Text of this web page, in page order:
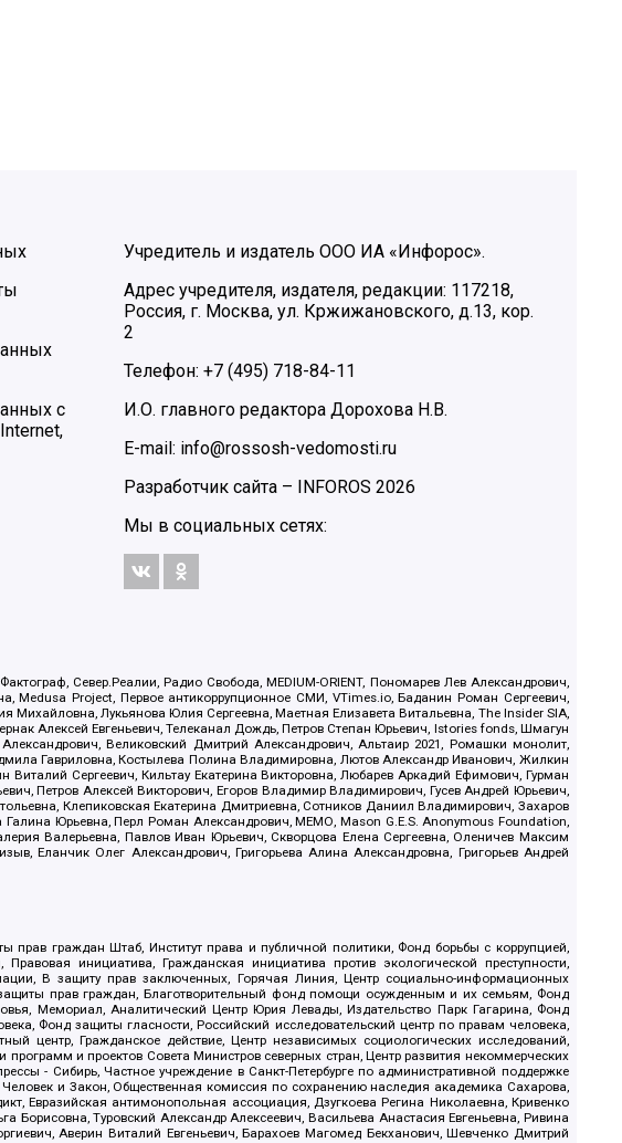
с
Учредитель и издатель ООО ИА «Инфорос».
Адрес учредителя, издателя, редакции: 117218,
Россия, г. Москва, ул. Кржижановского, д.13, кор.
2
Телефон: +7 (495) 718-84-11
И.О. главного редактора Дорохова Н.В.
E-mail: info@rossosh-vedomosti.ru
Разработчик сайта –
INFOROS 2026
Мы в социальных сетях:
Север.Реалии, Радио Свобода, MEDIUM-ORIENT, Пономарев Лев Александрович,
Project, Первое антикоррупционное СМИ, VTimes.io, Баданин Роман Сергеевич,
Лукьянова Юлия Сергеевна, Маетная Елизавета Витальевна, The Insider SIA,
Алексей Евгеньевич, Телеканал Дождь, Петров Степан Юрьевич, Istories fonds, Шмагун
Великовский Дмитрий Александрович, Альтаир 2021, Ромашки монолит,
Гавриловна, Костылева Полина Владимировна, Лютов Александр Иванович, Жилкин
Сергеевич, Кильтау Екатерина Викторовна, Любарев Аркадий Ефимович, Гурман
Петров Алексей Викторович, Егоров Владимир Владимирович, Гусев Андрей Юрьевич,
Клепиковская Екатерина Дмитриевна, Сотников Даниил Владимирович, Захаров
Юрьевна, Перл Роман Александрович, МЕМО, Mason G.E.S. Anonymous Foundation,
Валерьевна, Павлов Иван Юрьевич, Скворцова Елена Сергеевна, Оленичев Максим
Еланчик Олег Александрович, Григорьева Алина Александровна, Григорьев Андрей
граждан Штаб, Институт права и публичной политики, Фонд борьбы с коррупцией,
инициатива, Гражданская инициатива против экологической преступности,
В защиту прав заключенных, Горячая Линия, Центр социально-информационных
прав граждан, Благотворительный фонд помощи осужденным и их семьям, Фонд
Мемориал, Аналитический Центр Юрия Левады, Издательство Парк Гагарина, Фонд
Фонд защиты гласности, Российский исследовательский центр по правам человека,
центр, Гражданское действие, Центр независимых социологических исследований,
и проектов Совета Министров северных стран, Центр развития некоммерческих
- Сибирь, Частное учреждение в Санкт-Петербурге по административной поддержке
и Закон, Общественная комиссия по сохранению наследия академика Сахарова,
Евразийская антимонопольная ассоциация, Дзугкоева Регина Николаевна, Кривенко
Туровский Александр Алексеевич, Васильева Анастасия Евгеньевна, Ривина
Аверин Виталий Евгеньевич, Барахоев Магомед Бекханович, Шевченко Дмитрий